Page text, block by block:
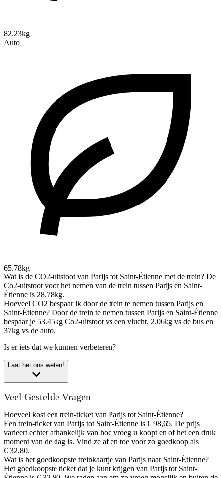
82.23kg
Auto
65.78kg
Wat is de CO2-uitstoot van Parijs tot Saint-Étienne met de trein? De
Co2-uitstoot voor het nemen van de trein tussen Parijs en Saint-
Étienne is 28.78kg.
Hoeveel CO2 bespaar ik door de trein te nemen tussen Parijs en
Saint-Étienne? Door de trein te nemen tussen Parijs en Saint-Étienne
bespaar je 53.45kg Co2-uitstoot vs een vlucht, 2.06kg vs de bus en
37kg vs de auto.
Is er iets dat we kunnen verbeteren?
Laat het ons weten!
Veel Gestelde Vragen
Hoeveel kost een trein-ticket van Parijs tot Saint-Étienne?
Een trein-ticket van Parijs tot Saint-Étienne is € 98,65. De prijs
varieert echter afhankelijk van hoe vroeg u koopt en of het een druk
moment van de dag is. Vind ze af en toe voor zo goedkoop als
€ 32,80.
Wat is het goedkoopste treinkaartje van Parijs naar Saint-Étienne?
Het goedkoopste ticket dat je kunt krijgen van Parijs tot Saint-